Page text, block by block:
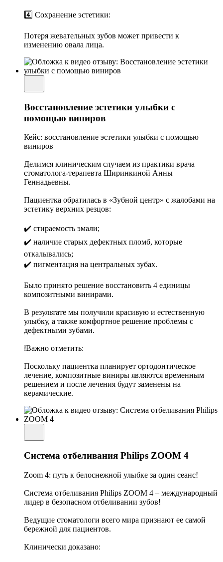
4️⃣ Сохранение эстетики:
Потеря жевательных зубов может привести к
изменению овала лица.
Восстановление эстетики улыбки с
помощью виниров
Кейс: восстановление эстетики улыбки с помощью
виниров
Делимся клиническим случаем из практики врача
стоматолога-терапевта Ширинкиной Анны
Геннадьевны.
Пациентка обратилась в «Зубной центр» с жалобами на
эстетику верхних резцов:
✔️ стираемость эмали;
✔️ наличие старых дефектных пломб, которые
откалывались;
✔️ пигментация на центральных зубах.
Было принято решение восстановить 4 единицы
композитными винирами.
В результате мы получили красивую и естественную
улыбку, а также комфортное решение проблемы с
дефектными зубами.
❕Важно отметить:
Поскольку пациентка планирует ортодонтическое
лечение, композитные виниры являются временным
решением и после лечения будут заменены на
керамические.
Система отбеливания Philips ZOOM 4
Zoom 4: путь к белоснежной улыбке за один сеанс!
Система отбеливания Philips ZOOM 4 – международный
лидер в безопасном отбеливании зубов!
Ведущие стоматологи всего мира признают ее самой
бережной для пациентов.
Клинически доказано: